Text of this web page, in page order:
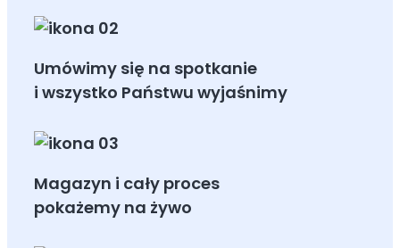
Umówimy się na spotkanie
i wszystko Państwu wyjaśnimy
Magazyn i cały proces
pokażemy na żywo